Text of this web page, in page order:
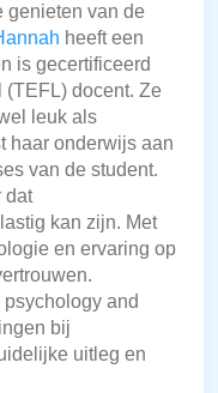
genieten van de
heeft een
is gecertificeerd
docent. Ze
leuk als
haar onderwijs aan
van de student.
dat
kan zijn. Met
en ervaring op
and
bij
uitleg en